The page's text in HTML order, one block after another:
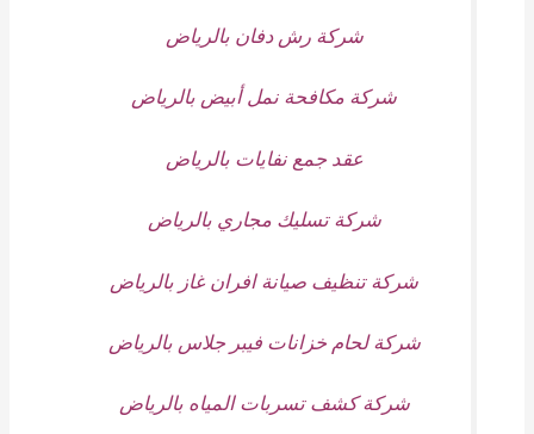
شركة رش دفان بالرياض
شركة مكافحة نمل أبيض بالرياض
عقد جمع نفايات بالرياض
شركة تسليك مجاري بالرياض
شركة تنظيف صيانة افران غاز بالرياض
شركة لحام خزانات فيبر جلاس بالرياض
شركة كشف تسربات المياه بالرياض